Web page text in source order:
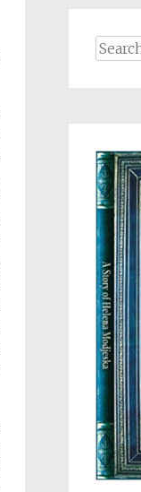
Search